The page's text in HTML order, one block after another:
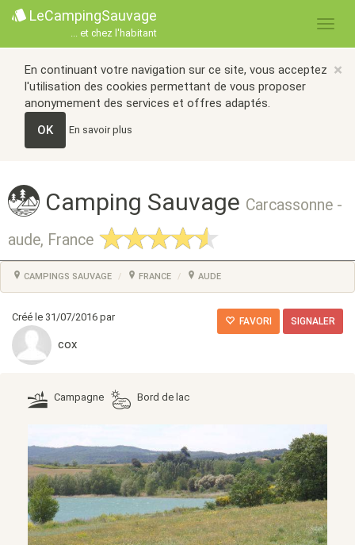
LeCampingSauvage
... et chez l'habitant
×
En continuant votre navigation sur ce site, vous acceptez
l'utilisation des cookies permettant de vous proposer
anonymement des services et offres adaptés.
OK
En savoir plus
Camping Sauvage Carcassonne -
aude, France
CAMPINGS SAUVAGE FRANCE AUDE
Créé le 31/07/2016 par
cox
FAVORI SIGNALER
Campagne Bord de lac